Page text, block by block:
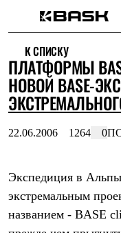
Интернет-магазин
Мужская одежда
Утепленная пухом
Куртки
Брюки
Комбинезоны
Штормовая одежда
Куртки
Софтшелл одежда
К СПИСКУ
ПЛАТФОРМЫ
НОВОЙ BASE-
22.06.2006 1264 0
Экспедиция в
экстремальным
названием - BASE